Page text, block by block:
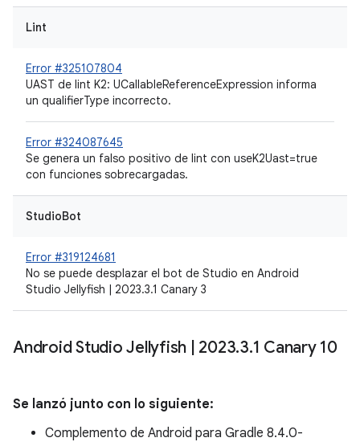
Lint
Error #325107804
UAST de lint K2: UCallableReferenceExpression informa
un qualifierType incorrecto.
Error #324087645
Se genera un falso positivo de lint con useK2Uast=true
con funciones sobrecargadas.
StudioBot
Error #319124681
No se puede desplazar el bot de Studio en Android
Studio Jellyfish | 2023.3.1 Canary 3
Android Studio Jellyfish 2023.3.1 Canary 10
Se lanzó junto con lo siguiente:
Complemento de Android para Gradle 8.4.0-